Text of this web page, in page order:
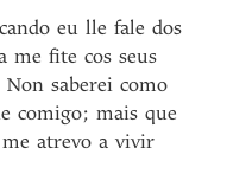
eu lle fale dos
me fite cos seus
saberei como
comigo; mais que
atrevo a vivir